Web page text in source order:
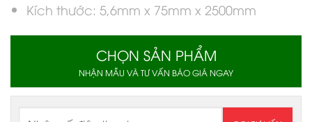
Kích thước: 5,6mm x 75mm x 2500mm
CHỌN SẢN PHẨM
NHẬN MẪU VÀ TƯ VẤN BÁO GIÁ NGAY